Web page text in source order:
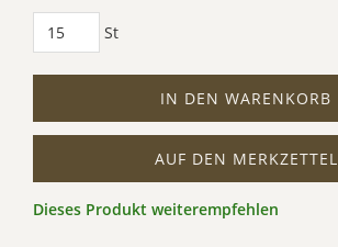
St
IN DEN WARENKORB
AUF DEN MERKZETTEL
Dieses Produkt weiterempfehlen